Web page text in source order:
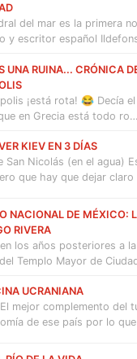
del mar es la primera
y escritor español
UNA RUINA... CRÓNICA
¡está rota! 😂 Decía el
en Grecia está todo ro…
KIEV EN 3 DÍAS
San Nicolás (en el agua)
que hay que dejar
NACIONAL DE MÉXICO:
RIVERA
los años posteriores a
Templo Mayor de
UCRANIANA
mejor complemento del
de ese país por lo